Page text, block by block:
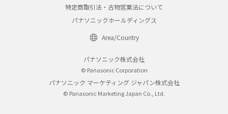
特定商取引法・古物営業法について
パナソニックホールディングス
Area/Country
パナソニック株式会社
© Panasonic Corporation
パナソニック マーケティング ジャパン株式会社
© Panasonic Marketing Japan Co., Ltd.